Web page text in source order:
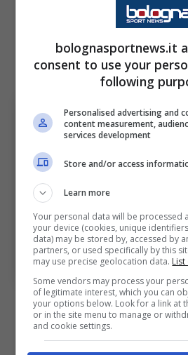
Scopriamo
operazione di
grandi palcoscenici: ecco
Nuova occasione per il Milan:
bolognasportnews.it
Come svelato dal portale di
bolognasportnews.it
consent to use your
following
Personalised advertising and
content measurement,
services development
Store and/or access
Learn more
Your personal data will be processed
your device (cookies, unique
data) may be stored by, accessed by
partners, or used specifically by this
may use precise geolocation data.
Some vendors may process your
of legitimate interest, which you can
your options below. Look for a link at
or in the site menu to manage or
and cookie settings.